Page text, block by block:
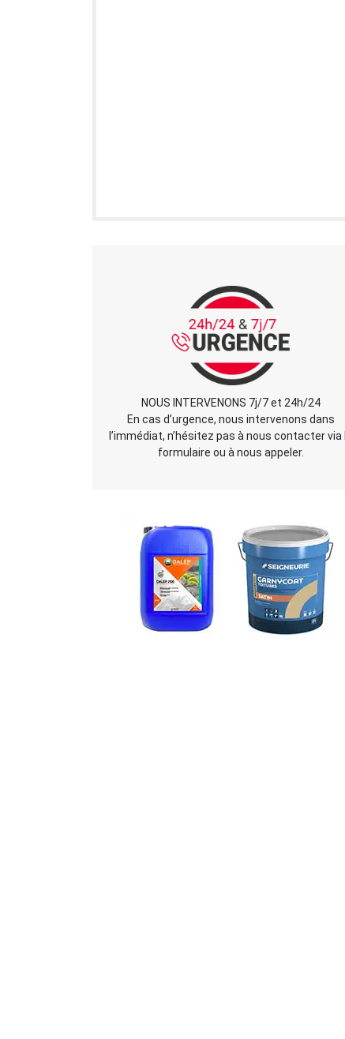
NOUS INTERVENONS 7j/7 et 24h/24
En cas d’urgence, nous intervenons dans
l’immédiat, n’hésitez pas à nous contacter via
formulaire ou à nous appeler.